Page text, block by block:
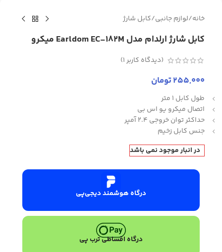
خانه/لوازم جانبی/کابل شارژ
کابل شارژ ارلدام مدل Earldom EC-182M میکرو
(دیدگاه کاربر1
)
255,000تومان
طول کابل 1 متر
اتصال میکرو یو اس بی
حداکثر توان خروجی 2.4 آمپر
جنس کابل زخیم
در انبار موجود نمی باشد
درگاه هوشمند دیجی‌پی
درگاه اقساطی ترب پی